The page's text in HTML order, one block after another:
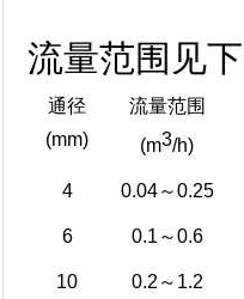
流量范围见
通径
(mm)
流量范围
(m3/h)
4 0.04～0.25
6 0.1～0.6
10 0.2～1.2